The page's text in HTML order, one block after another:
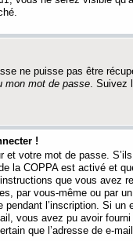
ne puisse pas être
mon mot de passe. Suivez
!
et votre mot de passe.
la COPPA est activé et
que vous avez
par vous-même ou par
l’inscription. Si
vous avez pu avoir
que l’adresse de e-